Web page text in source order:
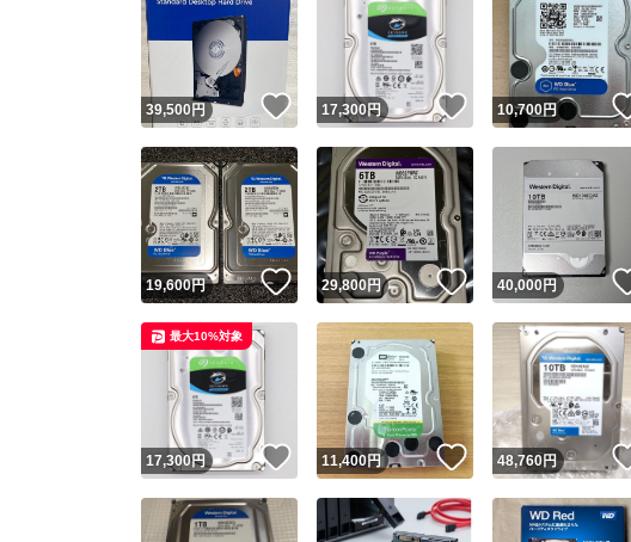
39,500円 いいね！
17,300円 いいね！
10,700円
19,600円 いいね！
29,800円 いいね！
40,000円
17,300円 いいね！
最大10%対象
11,400円 いいね！
48,760円